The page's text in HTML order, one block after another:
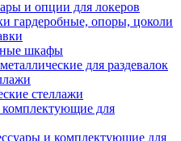
и опции для локеров
гардеробные, опоры, цоколи
шкафы
для раздевалок
стеллажи
для
и комплектующие для